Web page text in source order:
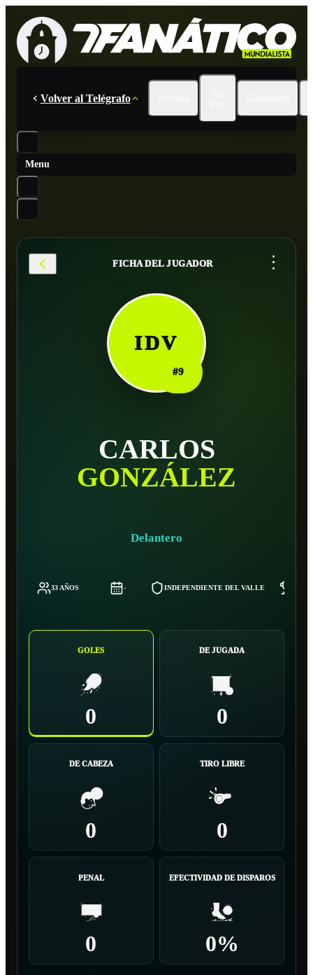
Volver al Telégrafo
Menu
FICHA DEL JUGADOR ...
IDV
#9
CARLOS
GONZÁLEZ
Delantero
33 AÑOS - INDEPENDIENTE DEL VALLE
GOLES
0
DE JUGADA
0
DE CABEZA
0
TIRO LIBRE
0
PENAL
0
EFECTIVIDAD DE DISPAROS
0%